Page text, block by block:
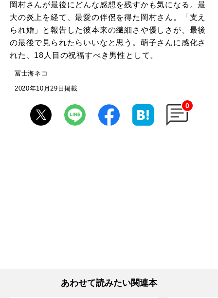
岡村さんが最後にどんな感想を残すかも気になる。最
大の炎上を経て、最愛の伴侶を得た岡村さん。「支え
られ婚」と報告した彼本来の繊細さや優しさが、最後
の最後で見られたらいいなと思う。萌子さんに感化さ
れた、18人目の祝福すべき男性として。
冨士海ネコ
2020年10月29日掲載
0
あわせて読みたい関連本